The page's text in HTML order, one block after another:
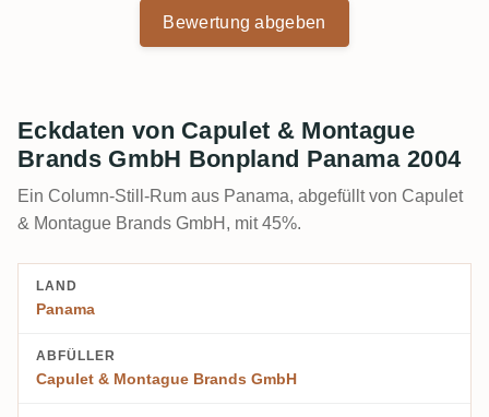
Bewertung abgeben
Eckdaten von Capulet & Montague
Brands GmbH Bonpland Panama 2004
Ein Column-Still-Rum aus Panama, abgefüllt von Capulet
& Montague Brands GmbH, mit 45%.
LAND
Panama
ABFÜLLER
Capulet & Montague Brands GmbH